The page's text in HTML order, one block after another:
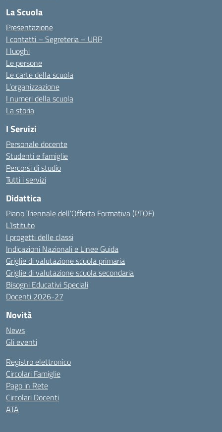
La Scuola
Presentazione
I contatti – Segreteria – URP
I luoghi
Le persone
Le carte della scuola
L’organizzazione
I numeri della scuola
La storia
I Servizi
Personale docente
Studenti e famiglie
Percorsi di studio
Tutti i servizi
Didattica
Piano Triennale dell’Offerta Formativa (PTOF)
L’Istituto
I progetti delle classi
Indicazioni Nazionali e Linee Guida
Griglie di valutazione scuola primaria
Griglie di valutazione scuola secondaria
Bisogni Educativi Speciali
Docenti 2026-27
Novità
News
Gli eventi
Registro elettronico
Circolari Famiglie
Pago in Rete
Circolari Docenti
ATA